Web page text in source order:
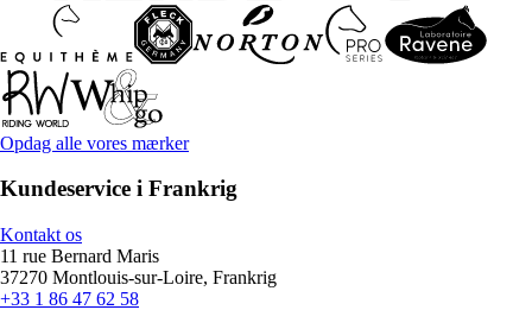
Opdag alle vores mærker
Kundeservice i Frankrig
Kontakt os
11 rue Bernard Maris
37270 Montlouis-sur-Loire, Frankrig
+33 1 86 47 62 58